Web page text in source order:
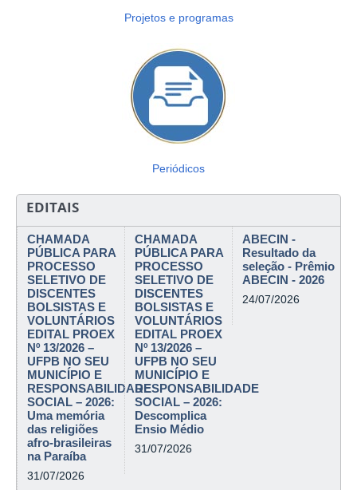
Projetos e programas
Periódicos
EDITAIS
CHAMADA
PÚBLICA PARA
PROCESSO
SELETIVO DE
DISCENTES
BOLSISTAS E
VOLUNTÁRIOS
EDITAL PROEX
Nº 13/2026 –
UFPB NO SEU
MUNICÍPIO E
RESPONSABILIDADE
SOCIAL – 2026:
Uma memória
das religiões
afro-brasileiras
na Paraíba
31/07/2026
CHAMADA
PÚBLICA PARA
PROCESSO
SELETIVO DE
DISCENTES
BOLSISTAS E
VOLUNTÁRIOS
EDITAL PROEX
Nº 13/2026 –
UFPB NO SEU
MUNICÍPIO E
RESPONSABILIDADE
SOCIAL – 2026:
Descomplica
Ensio Médio
31/07/2026
ABECIN -
Resultado da
seleção - Prêmio
ABECIN - 2026
24/07/2026